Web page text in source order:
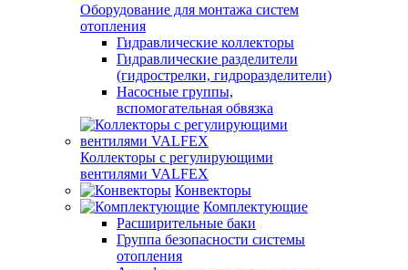
Оборудование для монтажа систем
отопления
Гидравлические коллекторы
Гидравлические разделители
(гидрострелки, гидроразделители)
Насосные группы,
вспомогательная обвязка
Коллекторы с регулирующими
вентилями VALFEX
Конвекторы
Комплектующие
Расширительные баки
Группа безопасности системы
отопления